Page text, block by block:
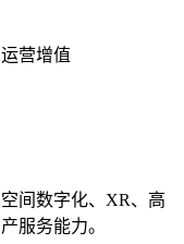
运营增值
间数字化、XR、高
服务能力。